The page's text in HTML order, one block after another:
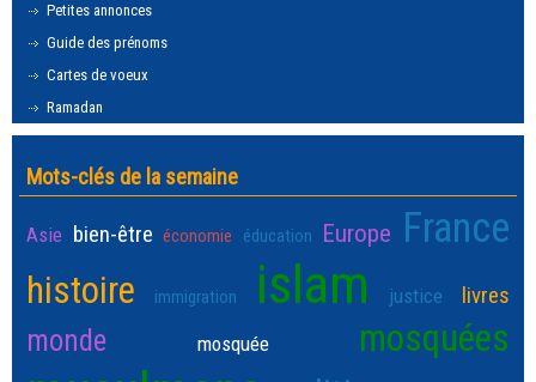
Petites annonces
Guide des prénoms
Cartes de voeux
Ramadan
Mots-clés de la semaine
Asie bien-être économie éducation Europe France
histoire immigration islam justice livres
monde mosquée mosquées